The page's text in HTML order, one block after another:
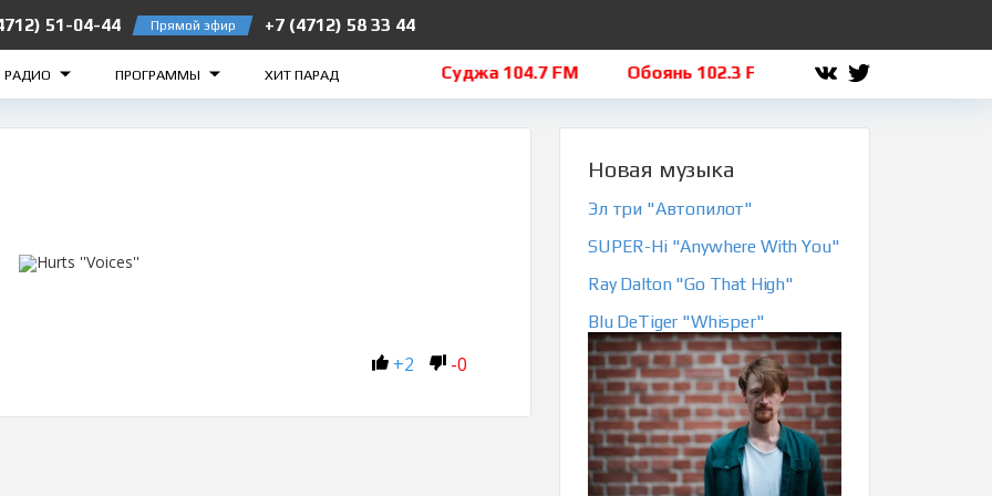
51-04-44 Прямой эфир +7 (4712) 58 33 44
РАДИО ПРОГРАММЫ ХИТ ПАРАД
105.2 FM Рыльск 106.5 FM Суджа 104.7 FM Обоянь 102.3 FM Льгов 101.8 FM
+2 -0
Новая музыка
Эл три "Автопилот"
SUPER-Hi "Anywhere With You"
Ray Dalton "Go That High"
Blu DeTiger "Whisper"